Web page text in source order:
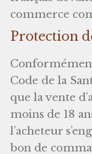
commerce
Protection
Code de la
que la vente
moins de 18
l’acheteur
bon de